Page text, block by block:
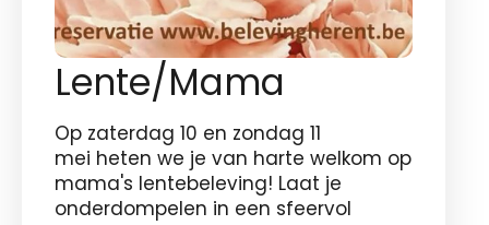
Lente/Mama
Op zaterdag 10 en zondag 11
mei heten we je van harte welkom op
mama's lentebeleving! Laat je
onderdompelen in een sfeervol